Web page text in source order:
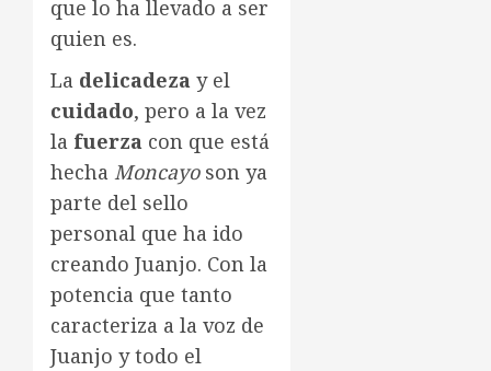
que lo ha llevado a ser
quien es.
La delicadeza y el
cuidado, pero a la vez
la fuerza con que está
hecha Moncayoson ya
parte del sello
personal que ha ido
creando Juanjo. Con la
potencia que tanto
caracteriza a la voz de
Juanjo y todo el